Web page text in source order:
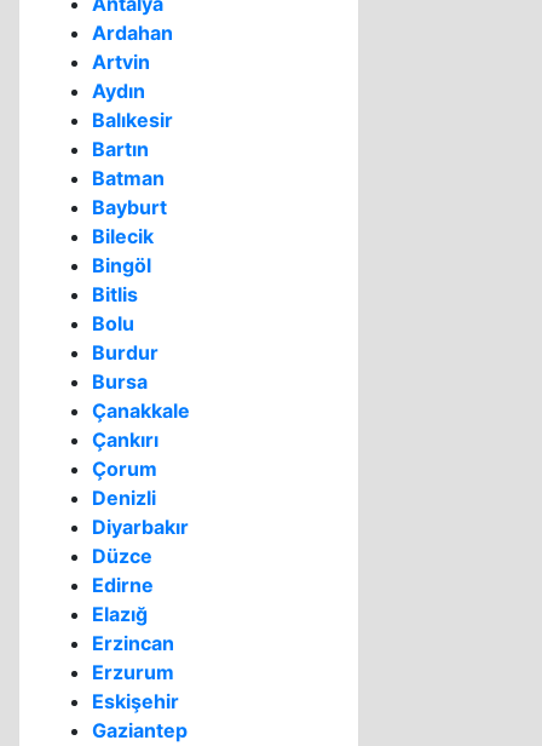
Ardahan
Artvin
Aydın
Balıkesir
Bartın
Batman
Bayburt
Bilecik
Bingöl
Bitlis
Bolu
Burdur
Bursa
Çanakkale
Çankırı
Çorum
Denizli
Diyarbakır
Düzce
Edirne
Elazığ
Erzincan
Erzurum
Eskişehir
Gaziantep